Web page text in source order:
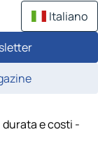
Italiano
e costi -